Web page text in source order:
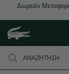
Δωρεάν